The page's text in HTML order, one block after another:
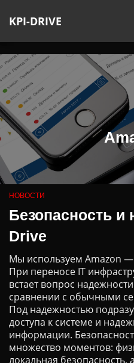
KPI-DRIVE
НОВОСТИ
Безопасность и
Drive
Мы используем Amazon
При переносе IT
встает вопрос
сравнении с обычными
Под надежностью
доступа к системе и
информации.
множество моментов:
локальная безопасность,